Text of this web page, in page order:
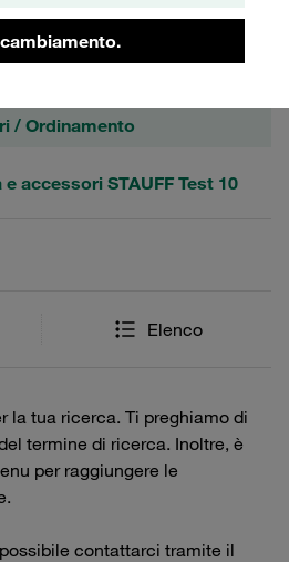
/ Ordinamento
accessori STAUFF Test 10
Elenco
la tua ricerca. Ti preghiamo di
termine di ricerca. Inoltre, è
per raggiungere le
contattarci tramite il